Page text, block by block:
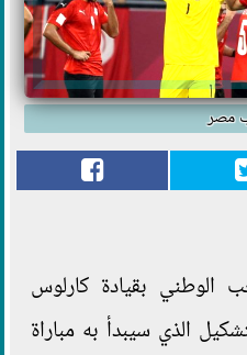
مصر
الوطني بقيادة كارلوس
الذي سيبدأ به مباراة